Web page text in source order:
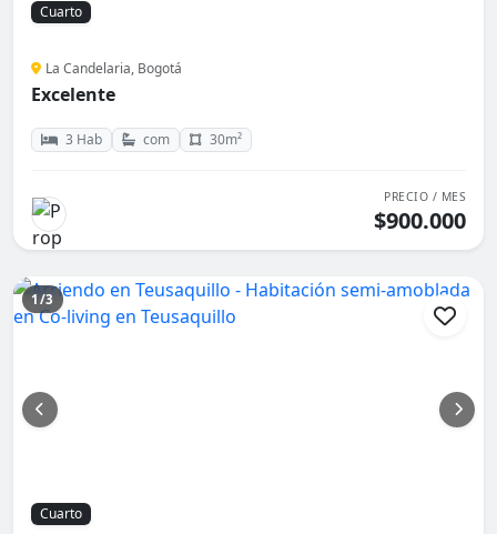
Cuarto
La Candelaria, Bogotá
Excelente
3 Hab com 30m²
PRECIO / MES
$900.000
1/3
Cuarto